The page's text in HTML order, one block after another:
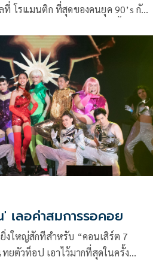
โรแมนติก ที่สุดของคนยุค 90’s กับ
ราชสีมา การรวมตัวของ 7 ศิลปินยุค
แอม เสาวลักษณ์ , ใหม่ เจริญปุระ , มา
'คอนเสิร์ต 7 เซียน' เลอค่าสมการรอคอย
งใหญ่สักทีสำหรับ “คอนเสิร์ต 7
ยตัวท็อป เอาไว้มากที่สุดในครั้ง